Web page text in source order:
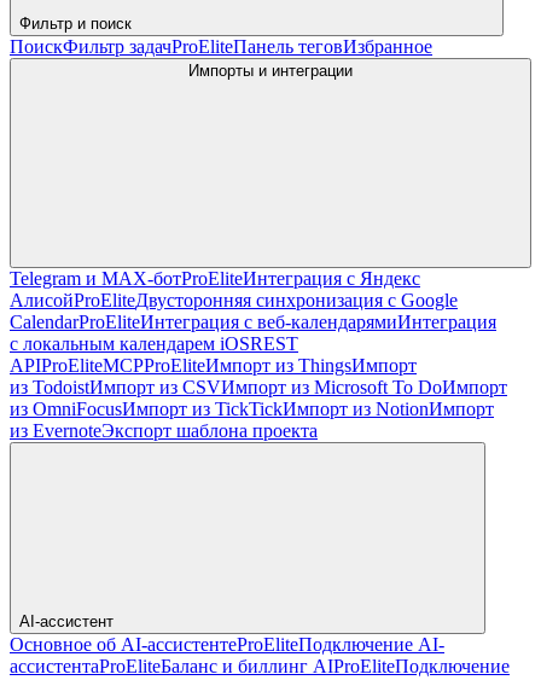
Фильтр и поиск
ПоискФильтр задачProEliteПанель теговИзбранное
Импорты и интеграции
Telegram и MAX-ботProEliteИнтеграция с Яндекс
АлисойProEliteДвусторонняя синхронизация с Google
CalendarProEliteИнтеграция с веб-календарямиИнтеграция
с локальным календарем iOSREST
APIProEliteMCPProEliteИмпорт из ThingsИмпорт
из TodoistИмпорт из CSVИмпорт из Microsoft To DoИмпорт
из OmniFocusИмпорт из TickTickИмпорт из NotionИмпорт
из EvernoteЭкспорт шаблона проекта
AI-ассистент
Основное об AI-ассистентеProEliteПодключение AI-
ассистентаProEliteБаланс и биллинг AIProEliteПодключение